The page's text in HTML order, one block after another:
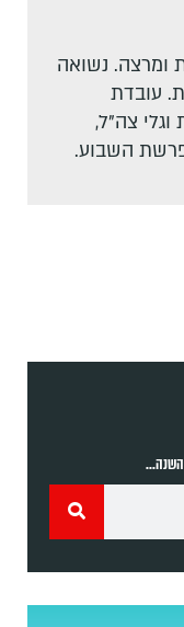
ומרצה. נשואה
עובדת
צה"ל,
השבוע.